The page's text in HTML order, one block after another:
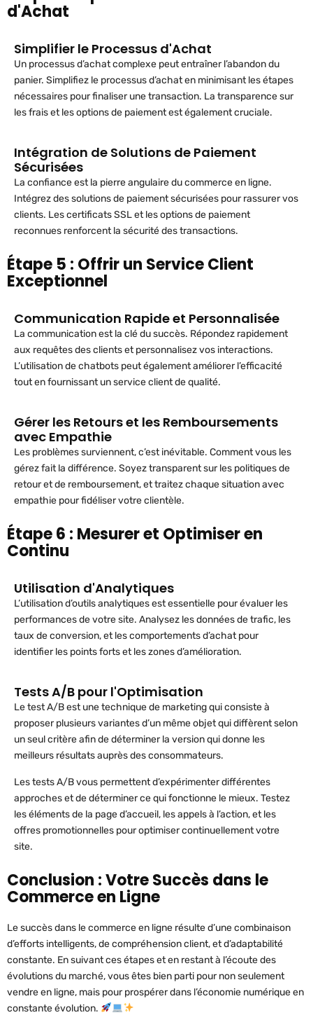
d'Achat
Simplifier le Processus d'Achat
Un processus d’achat complexe peut entraîner l’abandon du
panier. Simplifiez le processus d’achat en minimisant les étapes
nécessaires pour finaliser une transaction. La transparence sur
les frais et les options de paiement est également cruciale.
Intégration de Solutions de Paiement
Sécurisées
La confiance est la pierre angulaire du commerce en ligne.
Intégrez des solutions de paiement sécurisées pour rassurer vos
clients. Les certificats SSL et les options de paiement
reconnues renforcent la sécurité des transactions.
Étape 5 : Offrir un Service Client
Exceptionnel
Communication Rapide et Personnalisée
La communication est la clé du succès. Répondez rapidement
aux requêtes des clients et personnalisez vos interactions.
L’utilisation de chatbots peut également améliorer l’efficacité
tout en fournissant un service client de qualité.
Gérer les Retours et les Remboursements
avec Empathie
Les problèmes surviennent, c’est inévitable. Comment vous les
gérez fait la différence. Soyez transparent sur les politiques de
retour et de remboursement, et traitez chaque situation avec
empathie pour fidéliser votre clientèle.
Étape 6 : Mesurer et Optimiser en
Continu
Utilisation d'Analytiques
L’utilisation d’outils analytiques est essentielle pour évaluer les
performances de votre site. Analysez les données de trafic, les
taux de conversion, et les comportements d’achat pour
identifier les points forts et les zones d’amélioration.
Tests A/B pour l'Optimisation
Le test A/B est une technique de marketing qui consiste à
proposer plusieurs variantes d’un même objet qui diffèrent selon
un seul critère afin de déterminer la version qui donne les
meilleurs résultats auprès des consommateurs.
Les tests A/B vous permettent d’expérimenter différentes
approches et de déterminer ce qui fonctionne le mieux. Testez
les éléments de la page d’accueil, les appels à l’action, et les
offres promotionnelles pour optimiser continuellement votre
site.
Conclusion : Votre Succès dans le
Commerce en Ligne
Le succès dans le commerce en ligne résulte d’une combinaison
d’efforts intelligents, de compréhension client, et d’adaptabilité
constante. En suivant ces étapes et en restant à l’écoute des
évolutions du marché, vous êtes bien parti pour non seulement
vendre en ligne, mais pour prospérer dans l’économie numérique en
constante évolution.